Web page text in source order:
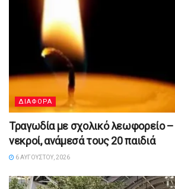
ΔΙΑΦΟΡΑ
Τραγωδία με σχολικό λεωφορείο –
νεκροί, ανάμεσά τους 20 παιδιά
6 ΑΥΓΟΎΣΤΟΥ, 2026